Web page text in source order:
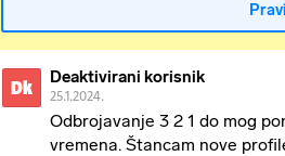
Dk Deaktivirani korisnik
25.1.2024.
Odbrojavanje 3 2 1 do mog
vremena. Štancam nove